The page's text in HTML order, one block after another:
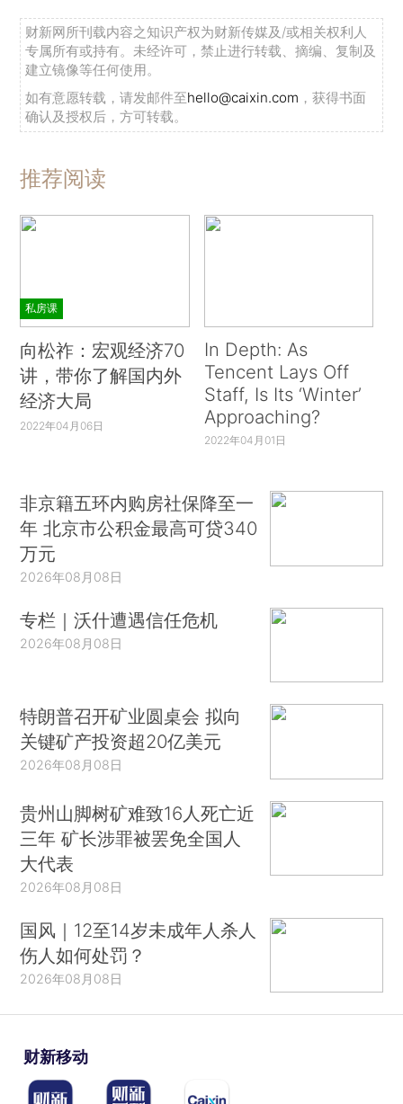
财新网所刊载内容之知识产权为财新传媒及/或相关权利人
专属所有或持有。未经许可，禁止进行转载、摘编、复制及
建立镜像等任何使用。
如有意愿转载，请发邮件至hello@caixin.com ，获得书面
确认及授权后，方可转载。
推荐阅读
私房课
向松祚：宏观经济70
讲，带你了解国内外
经济大局
2022年04月06日
In Depth: As
Tencent Lays Off
Staff, Is Its ‘Winter’
Approaching?
2022年04月01日
非京籍五环内购房社保降至一
年 北京市公积金最高可贷340
万元
2026年08月08日
专栏｜沃什遭遇信任危机
2026年08月08日
特朗普召开矿业圆桌会 拟向
关键矿产投资超20亿美元
2026年08月08日
贵州山脚树矿难致16人死亡近
三年 矿长涉罪被罢免全国人
大代表
2026年08月08日
国风｜12至14岁未成年人杀人
伤人如何处罚？
2026年08月08日
财新移动